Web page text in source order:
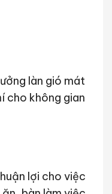
làn gió mát
cho không gian
lợi cho việc